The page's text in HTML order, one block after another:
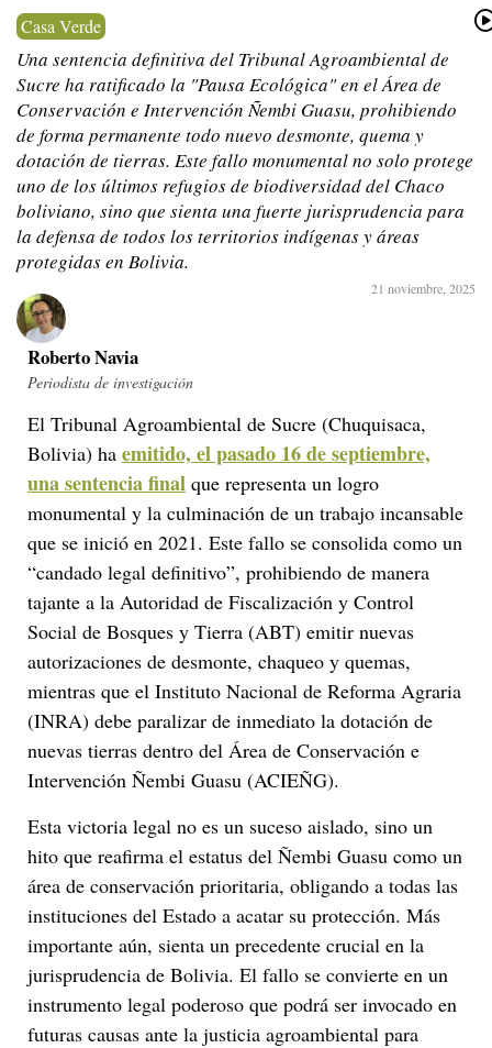
Casa Verde
Una sentencia definitiva del Tribunal Agroambiental de
Sucre ha ratificado la "Pausa Ecológica" en el Área de
Conservación e Intervención Ñembi Guasu, prohibiendo
de forma permanente todo nuevo desmonte, quema y
dotación de tierras. Este fallo monumental no solo protege
uno de los últimos refugios de biodiversidad del Chaco
boliviano, sino que sienta una fuerte jurisprudencia para
la defensa de todos los territorios indígenas y áreas
protegidas en Bolivia.
21 noviembre, 2025
Roberto Navia
Periodista de investigación
El Tribunal Agroambiental de Sucre (Chuquisaca,
Bolivia) ha emitido, el pasado 16 de septiembre,
una sentencia final que representa un logro
monumental y la culminación de un trabajo incansable
que se inició en 2021. Este fallo se consolida como un
“candado legal definitivo”, prohibiendo de manera
tajante a la Autoridad de Fiscalización y Control
Social de Bosques y Tierra (ABT) emitir nuevas
autorizaciones de desmonte, chaqueo y quemas,
mientras que el Instituto Nacional de Reforma Agraria
(INRA) debe paralizar de inmediato la dotación de
nuevas tierras dentro del Área de Conservación e
Intervención Ñembi Guasu (ACIEÑG).
Esta victoria legal no es un suceso aislado, sino un
hito que reafirma el estatus del Ñembi Guasu como un
área de conservación prioritaria, obligando a todas las
instituciones del Estado a acatar su protección. Más
importante aún, sienta un precedente crucial en la
jurisprudencia de Bolivia. El fallo se convierte en un
instrumento legal poderoso que podrá ser invocado en
futuras causas ante la justicia agroambiental para